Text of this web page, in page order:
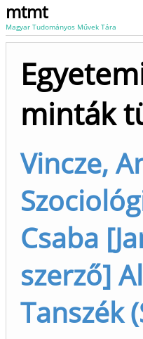
mtmt
Magyar Tudományos Művek Tára
minták
Vincze,
Csaba
szerző]
Tanszék